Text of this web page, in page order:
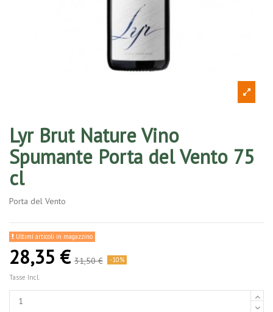
Lyr Brut Nature Vino
Spumante Porta del Vento 75
cl
Porta del Vento
Ultimi articoli in magazzino
28,35 € 31,50 € -10%
Tasse Incl.